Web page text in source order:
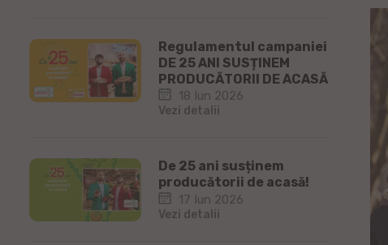
Regulamentul campaniei
DE 25 ANI SUSȚINEM
PRODUCĂTORII DE ACASĂ
18 Iun 2026
Vezi detalii
De 25 ani susținem
producătorii de acasă!
17 Iun 2026
Vezi detalii